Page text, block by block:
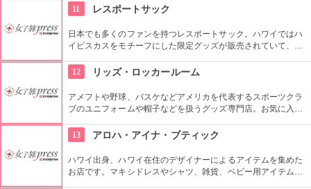
物を楽しむことができてとても便利。約50軒のファッションシ
ョップ、レストラン、雑貨屋がずらりと並びウィンドウショッ
ピングだけでもリゾート気分を盛り上げます。
11 レスポートサック
日本でも多くのファンを持つレスポートサック。ハワイではハ
イビスカスをモチーフにした限定グッズが販売されていて、こ
荷品もあるので要チェックです！
12 リッズ・ロッカールーム
アメフトや野球、バスケなどアメリカを代表するスポーツクラ
ブのユニフォームや帽子などを扱うグッズ専門店。お気に入り
13
アロハ・アイナ・ブティック
ハワイ出身、ハワイ在住のデザイナーによるアイテムを集めた
お店です。マキシドレスやシャツ、雑貨、ベビー用アイテム、